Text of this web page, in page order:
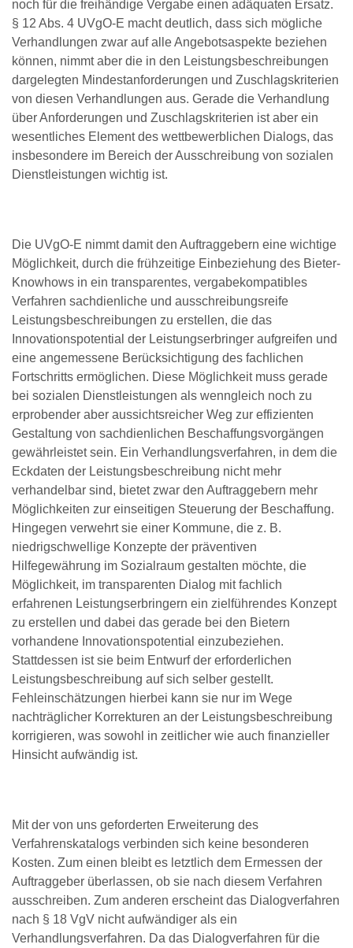
noch für die freihändige Vergabe einen adäquaten Ersatz.
§ 12 Abs. 4 UVgO-E macht deutlich, dass sich mögliche
Verhandlungen zwar auf alle Angebotsaspekte beziehen
können, nimmt aber die in den Leistungsbeschreibungen
dargelegten Mindestanforderungen und Zuschlagskriterien
von diesen Verhandlungen aus. Gerade die Verhandlung
über Anforderungen und Zuschlagskriterien ist aber ein
wesentliches Element des wettbewerblichen Dialogs, das
insbesondere im Bereich der Ausschreibung von sozialen
Dienstleistungen wichtig ist.
Die UVgO-E nimmt damit den Auftraggebern eine wichtige
Möglichkeit, durch die frühzeitige Einbeziehung des Bieter-
Knowhows in ein transparentes, vergabekompatibles
Verfahren sachdienliche und ausschreibungsreife
Leistungsbeschreibungen zu erstellen, die das
Innovationspotential der Leistungserbringer aufgreifen und
eine angemessene Berücksichtigung des fachlichen
Fortschritts ermöglichen. Diese Möglichkeit muss gerade
bei sozialen Dienstleistungen als wenngleich noch zu
erprobender aber aussichtsreicher Weg zur effizienten
Gestaltung von sachdienlichen Beschaffungsvorgängen
gewährleistet sein. Ein Verhandlungsverfahren, in dem die
Eckdaten der Leistungsbeschreibung nicht mehr
verhandelbar sind, bietet zwar den Auftraggebern mehr
Möglichkeiten zur einseitigen Steuerung der Beschaffung.
Hingegen verwehrt sie einer Kommune, die z. B.
niedrigschwellige Konzepte der präventiven
Hilfegewährung im Sozialraum gestalten möchte, die
Möglichkeit, im transparenten Dialog mit fachlich
erfahrenen Leistungserbringern ein zielführendes Konzept
zu erstellen und dabei das gerade bei den Bietern
vorhandene Innovationspotential einzubeziehen.
Stattdessen ist sie beim Entwurf der erforderlichen
Leistungsbeschreibung auf sich selber gestellt.
Fehleinschätzungen hierbei kann sie nur im Wege
nachträglicher Korrekturen an der Leistungsbeschreibung
korrigieren, was sowohl in zeitlicher wie auch finanzieller
Hinsicht aufwändig ist.
Mit der von uns geforderten Erweiterung des
Verfahrenskatalogs verbinden sich keine besonderen
Kosten. Zum einen bleibt es letztlich dem Ermessen der
Auftraggeber überlassen, ob sie nach diesem Verfahren
ausschreiben. Zum anderen erscheint das Dialogverfahren
nach § 18 VgV nicht aufwändiger als ein
Verhandlungsverfahren. Da das Dialogverfahren für die